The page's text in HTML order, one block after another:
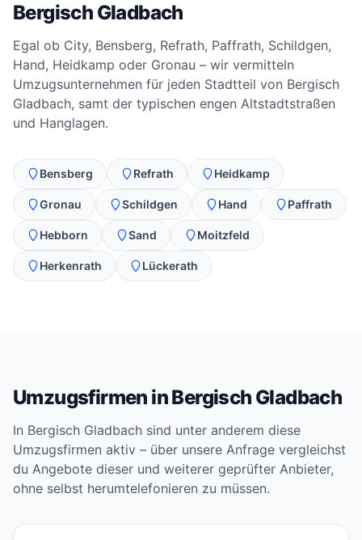
Bergisch Gladbach
Egal ob City, Bensberg, Refrath, Paffrath, Schildgen,
Hand, Heidkamp oder Gronau – wir vermitteln
Umzugsunternehmen für jeden Stadtteil von Bergisch
Gladbach, samt der typischen engen Altstadtstraßen
und Hanglagen.
Bensberg Refrath Heidkamp
Gronau Schildgen Hand Paffrath
Hebborn Sand Moitzfeld
Herkenrath Lückerath
Umzugsfirmen in Bergisch Gladbach
In Bergisch Gladbach sind unter anderem diese
Umzugsfirmen aktiv – über unsere Anfrage vergleichst
du Angebote dieser und weiterer geprüfter Anbieter,
ohne selbst herumtelefonieren zu müssen.